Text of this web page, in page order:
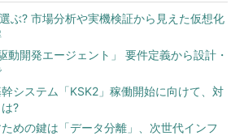
ぶ? 市場分析や実機検証から見えた仮想化
動開発エージェント」 要件定義から設計・
システム「KSK2」稼働開始に向けて、対
?
めの鍵は「データ分離」、次世代インフ